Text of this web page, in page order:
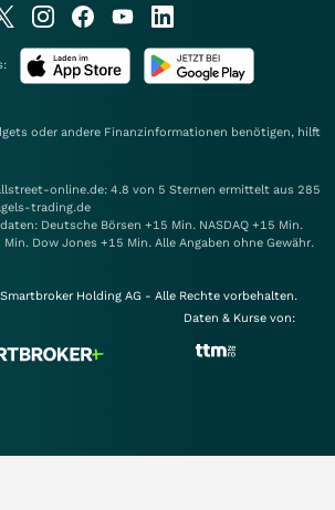
oder andere Finanzinformationen benötigen, hilft
online.de: 4.8 von 5 Sternen ermittelt aus 285
trading.de
Deutsche Börsen +15 Min. NASDAQ +15 Min.
Min. Dow Jones +15 Min. Alle Angaben ohne Gewähr.
Holding AG - Alle Rechte vorbehalten.
Daten & Kurse von: